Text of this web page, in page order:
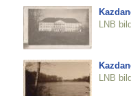
LNB
LNB